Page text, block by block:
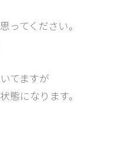
ってください。
てますが
態になります。